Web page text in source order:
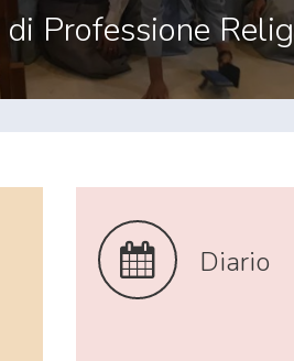
Preghiera
spirituali "San Cerbone"- Lucca - Italia
Diario